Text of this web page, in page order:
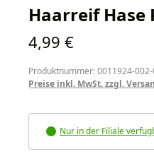
Haarreif Hase
Regulärer Preis:
4,99 €
Produktnummer: 0011924-
Preise inkl. MwSt. zzgl.
Nur in der Filiale